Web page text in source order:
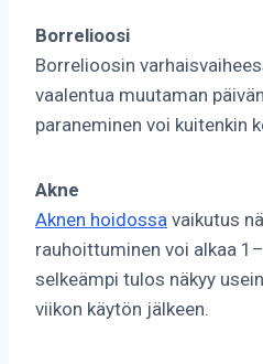
Borrelioosi
Borrelioosin
vaalentua muutaman
paraneminen voi kuitenkin
Akne
Aknen hoidossa vaikutus
rauhoittuminen voi alkaa
selkeämpi tulos näkyy
viikon käytön jälkeen.